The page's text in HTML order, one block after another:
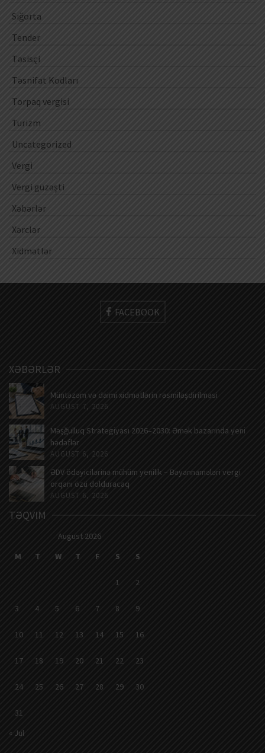
Sığorta
Tender
Təsisçi
Təsnifat Kodları
Torpaq vergisi
Turizm
Uncategorized
Vergi
Vergi güzəşti
Xəbərlər
Xərclər
Xidmətlər
FACEBOOK
XƏBƏRLƏR
Müntəzəm və daimi xidmətlərin rəsmiləşdirilməsi
AUGUST 7, 2026
Məşğulluq Strategiyası 2026–2030: Əmək bazarında yeni
hədəflər
AUGUST 6, 2026
ƏDV ödəyicilərinə mühüm yenilik – Bəyannamələri vergi
orqanı özü dolduracaq
AUGUST 6, 2026
TƏQVIM
August 2026
M
T W T F S S
1 2
3 4 5 6 7 8 9
10 11 12 13 14 15 16
17 18 19 20 21 22 23
24 25 26 27 28 29 30
31
« Jul